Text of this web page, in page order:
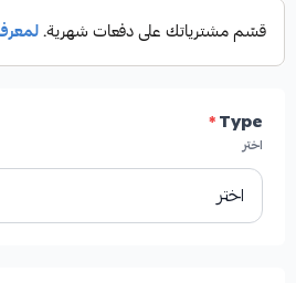
Type
*
اختر